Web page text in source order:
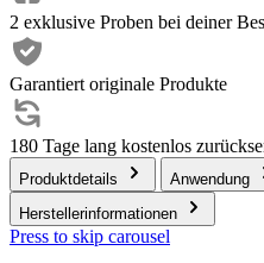
2 exklusive Proben bei deiner
Garantiert originale Produkte
180 Tage lang kostenlos
Produktdetails Anwendung
Herstellerinformationen
Press to skip carousel